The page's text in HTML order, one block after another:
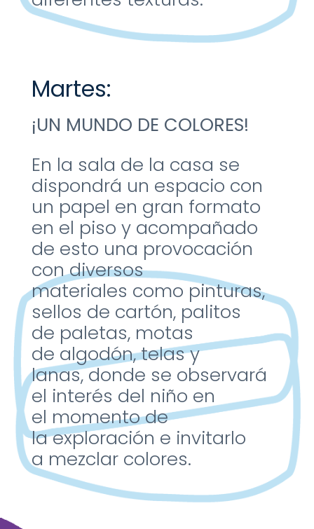
Martes:
¡UN MUNDO DE COLORES!
En la sala de la casa se
dispondrá un espacio con
un papel en gran formato
en el piso y acompañado
de esto una provocación
condiversos
materiales como pinturas,
sellos de cartón, palitos
de paletas, motas
de algodón, telas y
lanas,donde se observará
el interés del niño en
el momento de
laexploración e invitarlo
a mezclar colores.